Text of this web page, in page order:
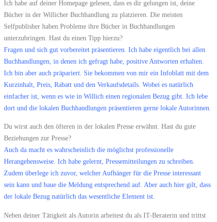
Ich habe auf deiner Homepage gelesen, dass es dir gelungen ist, deine
Bücher in der Willicher Buchhandlung zu platzieren. Die meisten
Selfpublisher haben Probleme ihre Bücher in Buchhandlungen
unterzubringen. Hast du einen Tipp hierzu?
Fragen und sich gut vorbereitet präsentieren. Ich habe eigentlich bei allen
Buchhandlungen, in denen ich gefragt habe, positive Antworten erhalten.
Ich bin aber auch präpariert. Sie bekommen von mir ein Infoblatt mit dem
Kurzinhalt, Preis, Rabatt und den Verkaufsdetails. Wobei es natürlich
einfacher ist, wenn es wie in Willich einen regionalen Bezug gibt. Ich lebe
dort und die lokalen Buchhandlungen präsentieren gerne lokale Autorinnen.
Du wirst auch den öfteren in der lokalen Presse erwähnt. Hast du gute
Beziehungen zur Presse?
Auch da macht es wahrscheinlich die möglichst professionelle
Herangehensweise. Ich habe gelernt, Pressemitteilungen zu schreiben.
Zudem überlege ich zuvor, welcher Aufhänger für die Presse interessant
sein kann und baue die Meldung entsprechend auf. Aber auch hier gilt, dass
der lokale Bezug natürlich das wesentliche Element ist.
Neben deiner Tätigkeit als Autorin arbeitest du als IT-Beraterin und trittst